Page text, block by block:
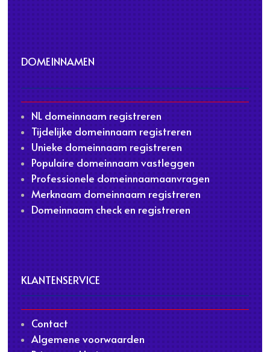
DOMEINNAMEN
NL domeinnaam registreren
Tijdelijke domeinnaam registreren
Unieke domeinnaam registreren
Populaire domeinnaam vastleggen
Professionele domeinnaamaanvragen
Merknaam domeinnaam registreren
Domeinnaam check en registreren
KLANTENSERVICE
Contact
Algemene voorwaarden